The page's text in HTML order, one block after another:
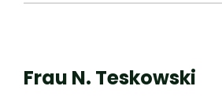
Frau N. Teskowski